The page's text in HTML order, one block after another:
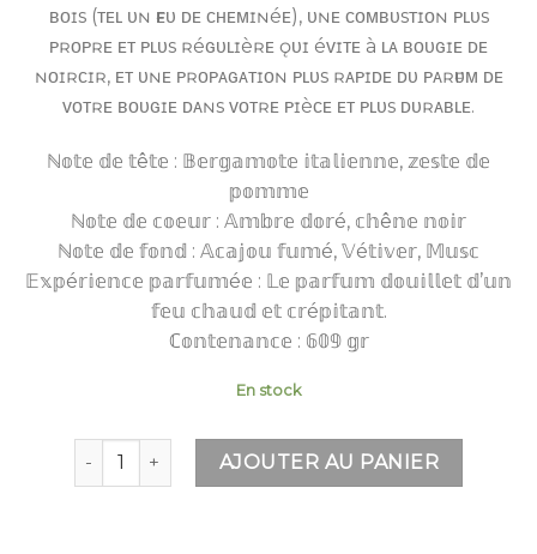
ʙᴏɪs (ᴛᴇʟ ᴜɴ ғᴇᴜ ᴅᴇ ᴄʜᴇᴍɪɴéᴇ), ᴜɴᴇ ᴄᴏᴍʙᴜsᴛɪᴏɴ ᴘʟᴜs
ᴘʀᴏᴘʀᴇ ᴇᴛ ᴘʟᴜs ʀéɢᴜʟɪèʀᴇ ǫᴜɪ éᴠɪᴛᴇ à ʟᴀ ʙᴏᴜɢɪᴇ ᴅᴇ
ɴᴏɪʀᴄɪʀ, ᴇᴛ ᴜɴᴇ ᴘʀᴏᴘᴀɢᴀᴛɪᴏɴ ᴘʟᴜs ʀᴀᴘɪᴅᴇ ᴅᴜ ᴘᴀʀғᴜᴍ ᴅᴇ
ᴠᴏᴛʀᴇ ʙᴏᴜɢɪᴇ ᴅᴀɴs ᴠᴏᴛʀᴇ ᴘɪèᴄᴇ ᴇᴛ ᴘʟᴜs ᴅᴜʀᴀʙʟᴇ.
ℕ𝕠𝕥𝕖 𝕕𝕖 𝕥ê𝕥𝕖 : 𝔹𝕖𝕣𝕘𝕒𝕞𝕠𝕥𝕖 𝕚𝕥𝕒𝕝𝕚𝕖𝕟𝕟𝕖, 𝕫𝕖𝕤𝕥𝕖 𝕕𝕖
𝕡𝕠𝕞𝕞𝕖
ℕ𝕠𝕥𝕖 𝕕𝕖 𝕔𝕠𝕖𝕦𝕣 : 𝔸𝕞𝕓𝕣𝕖 𝕕𝕠𝕣é, 𝕔𝕙ê𝕟𝕖 𝕟𝕠𝕚𝕣
ℕ𝕠𝕥𝕖 𝕕𝕖 𝕗𝕠𝕟𝕕 : 𝔸𝕔𝕒𝕛𝕠𝕦 𝕗𝕦𝕞é, 𝕍é𝕥𝕚𝕧𝕖𝕣, 𝕄𝕦𝕤𝕔
𝔼𝕩𝕡é𝕣𝕚𝕖𝕟𝕔𝕖 𝕡𝕒𝕣𝕗𝕦𝕞é𝕖 : 𝕃𝕖 𝕡𝕒𝕣𝕗𝕦𝕞 𝕕𝕠𝕦𝕚𝕝𝕝𝕖𝕥 𝕕’𝕦𝕟
𝕗𝕖𝕦 𝕔𝕙𝕒𝕦𝕕 𝕖𝕥 𝕔𝕣é𝕡𝕚𝕥𝕒𝕟𝕥.
ℂ𝕠𝕟𝕥𝕖𝕟𝕒𝕟𝕔𝕖 : 𝟞𝟘𝟡 𝕘𝕣
En stock
quantité de WOODWICK AU COIN DU FEU -
AJOUTER AU PANIER